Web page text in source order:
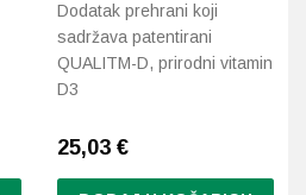
Dodatak prehrani koji
sadržava patentirani
QUALITM-D, prirodni vitamin
D3
25,03 €